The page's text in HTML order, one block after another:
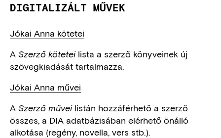
DIGITALIZÁLT MŰVEK
Jókai Anna kötetei
A Szerző köteteilista a szerző könyveinek új
szövegkiadását tartalmazza.
Jókai Anna művei
A Szerző műveilistán hozzáférhető a szerző
összes, a DIA adatbázisában elérhető önálló
alkotása (regény, novella, vers stb.).